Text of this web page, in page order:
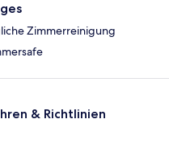
Zimmerreinigung
& Richtlinien